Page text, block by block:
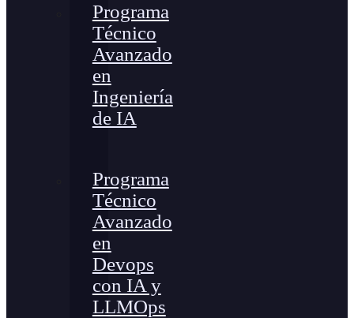
Programa
Técnico
Avanzado
en
Ingeniería
de IA
Programa
Técnico
Avanzado
en
Devops
con IA y
LLMOps